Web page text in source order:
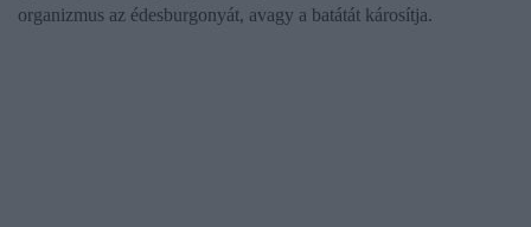
organizmus az édesburgonyát, avagy a batátát károsítja.